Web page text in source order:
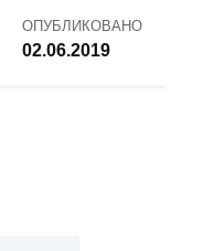
ОПУБЛИКОВАНО
02.06.2019